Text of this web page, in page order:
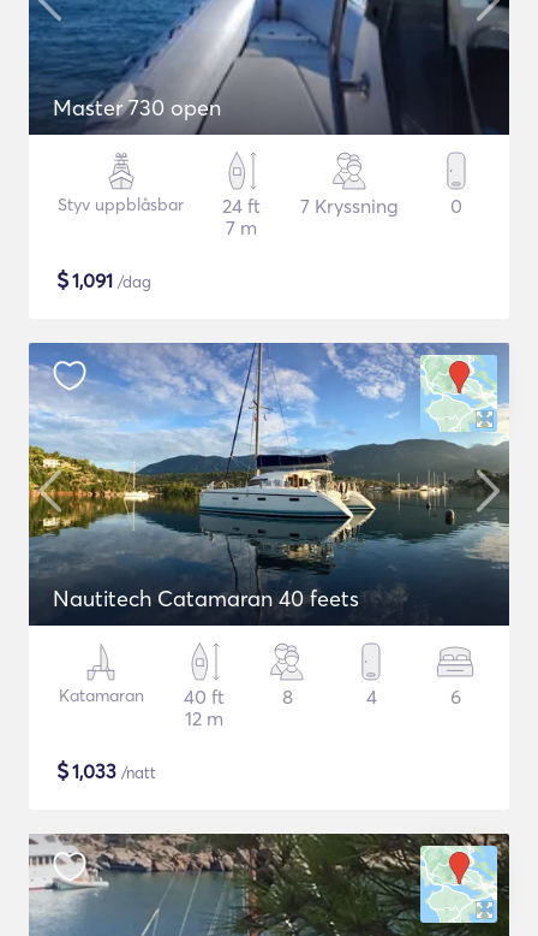
Master 730 open
Styv uppblåsbar
24 ft
7 m
7 Kryssning 0
$1,091 /dag
Nautitech Catamaran 40 feets
Katamaran
40 ft
12 m
8 4 6
$1,033 /natt